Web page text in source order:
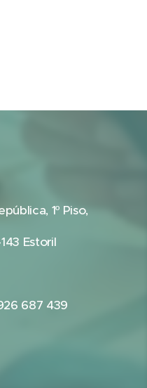
1º Piso,
Estoril
687 439